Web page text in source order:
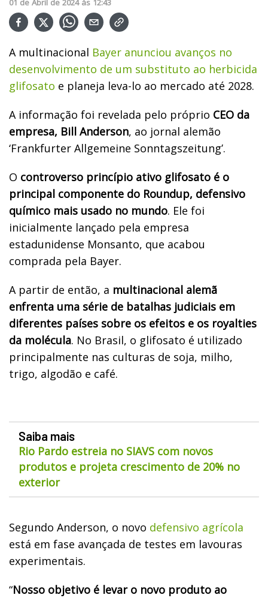
01 de Abril de 2024 ás 12:43
A multinacional Bayer anunciou avanços no
desenvolvimento de um substituto ao herbicida
glifosato e planeja leva-lo ao mercado até 2028.
A informação foi revelada pelo próprio CEO da
empresa, Bill Anderson, ao jornal alemão
‘Frankfurter Allgemeine Sonntagszeitung’.
O controverso princípio ativo glifosato é o
principal componente do Roundup, defensivo
químico mais usado no mundo. Ele foi
inicialmente lançado pela empresa
estadunidense Monsanto, que acabou
comprada pela Bayer.
A partir de então, a multinacional alemã
enfrenta uma série de batalhas judiciais em
diferentes países sobre os efeitos e os royalties
da molécula. No Brasil, o glifosato é utilizado
principalmente nas culturas de soja, milho,
trigo, algodão e café.
Saiba mais
Rio Pardo estreia no SIAVS com novos
produtos e projeta crescimento de 20% no
exterior
Segundo Anderson, o novo defensivo agrícola
está em fase avançada de testes em lavouras
experimentais.
“Nosso objetivo é levar o novo produto ao